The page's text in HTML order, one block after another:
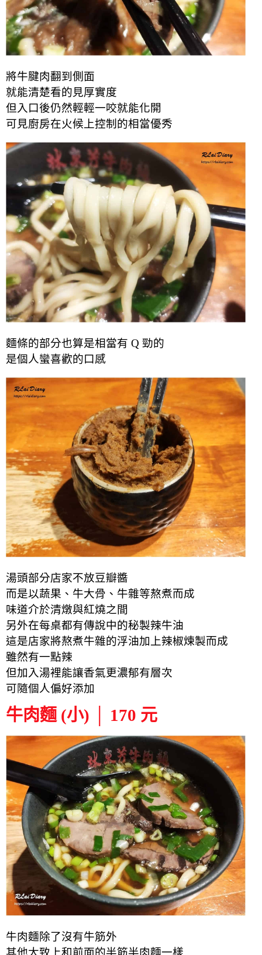
將牛腱肉翻到側面
就能清楚看的見厚實度
但入口後仍然輕輕一咬就能化開
可見廚房在火候上控制的相當優秀
麵條的部分也算是相當有 Q 勁的
是個人蠻喜歡的口感
湯頭部分店家不放豆瓣醬
而是以蔬果、牛大骨、牛雜等熬煮而成
味道介於清燉與紅燒之間
另外在每桌都有傳說中的秘製辣牛油
這是店家將熬煮牛雜的浮油加上辣椒煉製而成
雖然有一點辣
但加入湯裡能讓香氣更濃郁有層次
可隨個人偏好添加
牛肉麵 (小) │ 170 元
牛肉麵除了沒有牛筋外
其他大致上和前面的半筋半肉麵一樣